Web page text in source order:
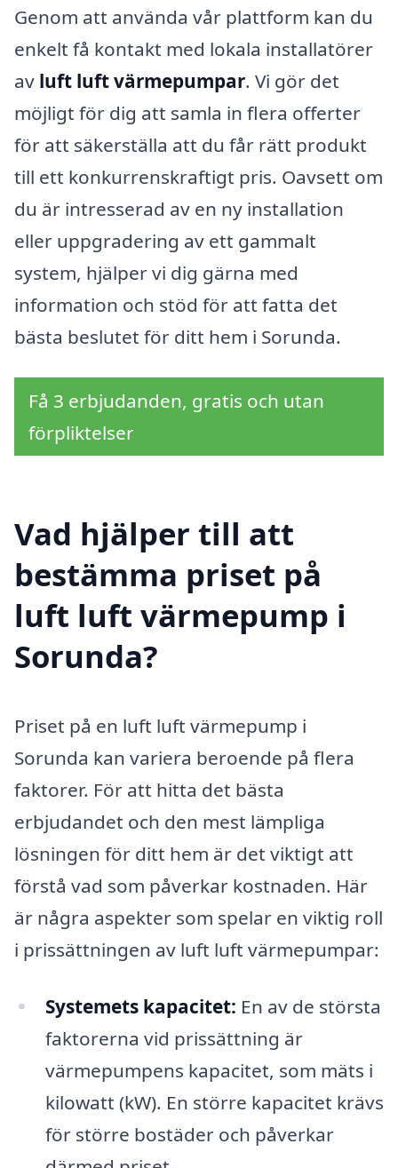
Genom att använda vår plattform kan du
enkelt få kontakt med lokala installatörer
av luft luft värmepumpar. Vi gör det
möjligt för dig att samla in flera offerter
för att säkerställa att du får rätt produkt
till ett konkurrenskraftigt pris. Oavsett om
du är intresserad av en ny installation
eller uppgradering av ett gammalt
system, hjälper vi dig gärna med
information och stöd för att fatta det
bästa beslutet för ditt hem i Sorunda.
Få 3 erbjudanden, gratis och utan
förpliktelser
Vad hjälper till att
bestämma priset på
luft luft värmepump i
Sorunda?
Priset på en luft luft värmepump i
Sorunda kan variera beroende på flera
faktorer. För att hitta det bästa
erbjudandet och den mest lämpliga
lösningen för ditt hem är det viktigt att
förstå vad som påverkar kostnaden. Här
är några aspekter som spelar en viktig roll
i prissättningen av luft luft värmepumpar:
Systemets kapacitet: En av de största
faktorerna vid prissättning är
värmepumpens kapacitet, som mäts i
kilowatt (kW). En större kapacitet krävs
för större bostäder och påverkar